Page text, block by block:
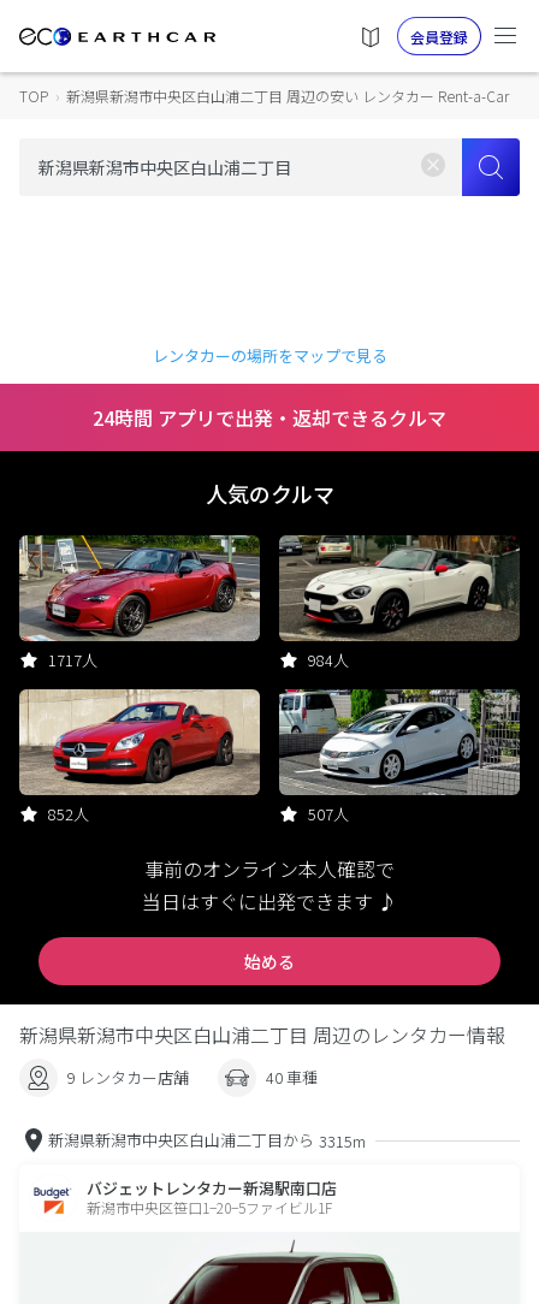
会員登録
TOP › 新潟県新潟市中央区白山浦二丁目 周辺の安い レンタカー Rent-a-Car
レンタカーの場所をマップで見る
24時間 アプリで出発・返却できるクルマ
人気のクルマ
1717人 984人
852人 507人
事前のオンライン本人確認で
当日はすぐに出発できます ♪
始める
新潟県新潟市中央区白山浦二丁目 周辺のレンタカー情報
9 レンタカー店舗 40 車種
新潟県新潟市中央区白山浦二丁目から 3315m
バジェットレンタカー新潟駅南口店
新潟市中央区笹口1−20−5ファイビル1F